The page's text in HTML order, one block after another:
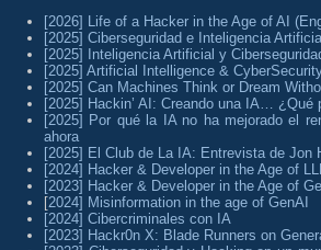
[2026] Life of a Hacker in the Age of AI
[2025] Ciberseguridad e Inteligencia
[2025] Inteligencia Artificial y
[2025] Artificial Intelligence &
[2025] Can Machines Think or Dream
[2025] Hackin’ AI: Creando una IA… ¿Qué
[2025] Por qué la IA no ha mejorado el
ahora
[2025] El Club de La IA: Entrevista de Jon
[2024] Hacker & Developer in the Age of
[2023] Hacker & Developer in the Age of
[2024] Misinformation in the age of GenAI
[2024] Cibercriminales con IA
[2023] Hackr0n X: Blade Runners on